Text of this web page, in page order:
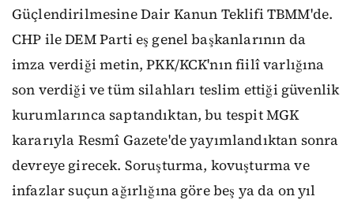
Güçlendirilmesine Dair Kanun Teklifi TBMM'de.
CHP ile DEM Parti eş genel başkanlarının da
imza verdiği metin, PKK/KCK'nın fiilî varlığına
son verdiği ve tüm silahları teslim ettiği güvenlik
kurumlarınca saptandıktan, bu tespit MGK
kararıyla Resmî Gazete'de yayımlandıktan sonra
devreye girecek. Soruşturma, kovuşturma ve
infazlar suçun ağırlığına göre beş ya da on yıl